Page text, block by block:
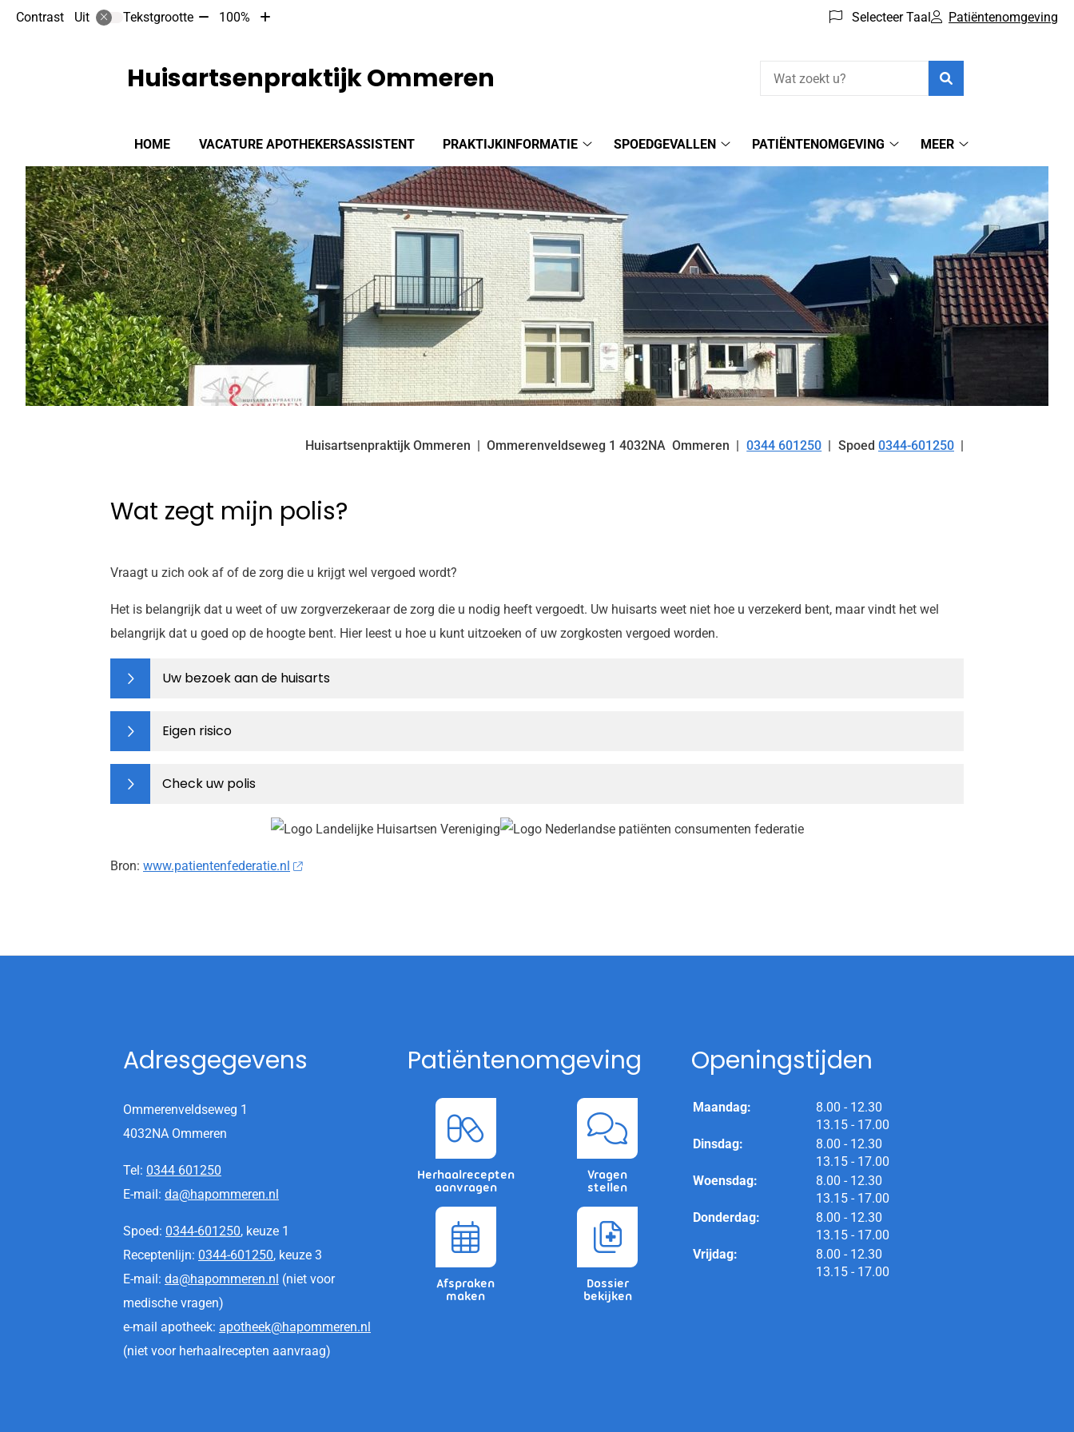
Contrast Uit Tekstgrootte Tekst
10%
100%
Tekst
Selecteer Taal Patiëntenomgeving
Hoofdmenu
HOME VACATURE APOTHEKERSASSISTENT
PRAKTIJKINFORMATIE
submenu
SPOEDGEVALLEN
submenu
PATIËNTENOMGEVING
submenu
MEER
submenu
Huisartsenpraktijk Ommeren
Huisartsenpraktijk Ommeren Ommerenveldseweg 1 4032NA Ommeren Tel:
0344 601250 Spoed 0344-601250
Wat zegt mijn polis?
Vraagt u zich ook af of de zorg die u krijgt wel vergoed wordt?
Het is belangrijk dat u weet of uw zorgverzekeraar de zorg die u nodig heeft vergoedt. Uw huisarts weet niet hoe u verzekerd bent, maar vindt het wel
belangrijk dat u goed op de hoogte bent. Hier leest u hoe u kunt uitzoeken of uw zorgkosten vergoed worden.
Uw bezoek aan de huisarts
Eigen risico
Check uw polis
Bron: www.patientenfederatie.nl
Adresgegevens
Ommerenveldseweg 1
4032NA Ommeren
Tel: 0344 601250
E-mail: da@hapommeren.nl
Spoed: 0344-601250, keuze 1
Receptenlijn: 0344-601250, keuze 3
E-mail: da@hapommeren.nl (niet voor
medische vragen)
e-mail apotheek: apotheek@hapommeren.nl
(niet voor herhaalrecepten aanvraag)
Patiëntenomgeving
Herhaalrecepten
aanvragen
Vragen
stellen
Afspraken
maken
Dossier
bekijken
Openingstijden
Maandag: 8.00 tot
- 12.30
13.15 tot
- 17.00
Dinsdag:
8.00 tot
- 12.30
13.15 tot
- 17.00
Woensdag:
8.00 tot
- 12.30
13.15 tot
- 17.00
Donderdag:
8.00 tot
- 12.30
13.15 tot
- 17.00
Vrijdag:
8.00 tot
- 12.30
13.15 tot
- 17.00